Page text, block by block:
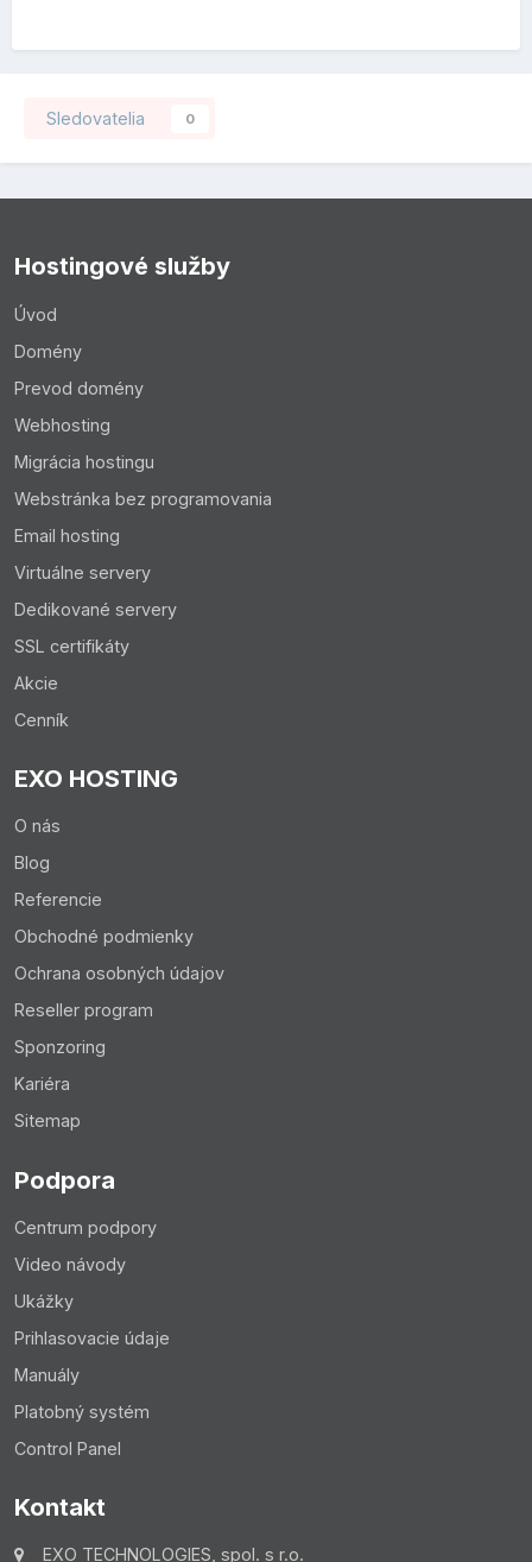
Sledovatelia 0
Hostingové služby
Úvod
Domény
Prevod domény
Webhosting
Migrácia hostingu
Webstránka bez programovania
Email hosting
Virtuálne servery
Dedikované servery
SSL certifikáty
Akcie
Cenník
EXO HOSTING
O nás
Blog
Referencie
Obchodné podmienky
Ochrana osobných údajov
Reseller program
Sponzoring
Kariéra
Sitemap
Podpora
Centrum podpory
Video návody
Ukážky
Prihlasovacie údaje
Manuály
Platobný systém
Control Panel
Kontakt
EXO TECHNOLOGIES, spol. s r.o.